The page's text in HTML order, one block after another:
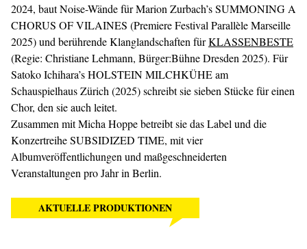
2024, baut Noise-Wände für Marion Zurbach’s SUMMONING A
CHORUS OF VILAINES (Premiere Festival Parallèle Marseille
2025) und berührende Klanglandschaften fürKLASSENBESTE
(Regie: Christiane Lehmann, Bürger:Bühne Dresden 2025). Für
Satoko Ichihara’s HOLSTEIN MILCHKÜHE am
Schauspielhaus Zürich (2025) schreibt sie sieben Stücke für einen
Chor, den sie auch leitet.
Zusammen mit Micha Hoppe betreibt sie das Label und die
Konzertreihe SUBSIDIZED TIME, mit vier
Albumveröffentlichungen und maßgeschneiderten
Veranstaltungen pro Jahr in Berlin.
AKTUELLE PRODUKTIONEN